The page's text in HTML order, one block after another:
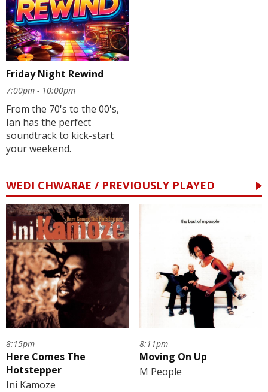
Friday Night Rewind
7:00pm - 10:00pm
From the 70's to the 00's,
Ian has the perfect
soundtrack to kick-start
your weekend.
WEDI CHWARAE / PREVIOUSLY PLAYED
8:15pm
Here Comes The
Hotstepper
Ini Kamoze
8:11pm
Moving On Up
M People